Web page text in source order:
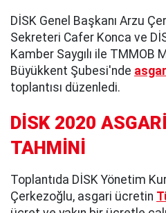
DİSK Genel Başkanı Arzu
Sekreteri Cafer Konca ve
Kamber Saygılı ile TMMOB
Büyükkent Şubesi'nde
toplantısı düzenledi.
DİSK 2020
TAHMİNİ
Toplantıda DİSK Yönetim
Çerkezoğlu, asgari ücretin